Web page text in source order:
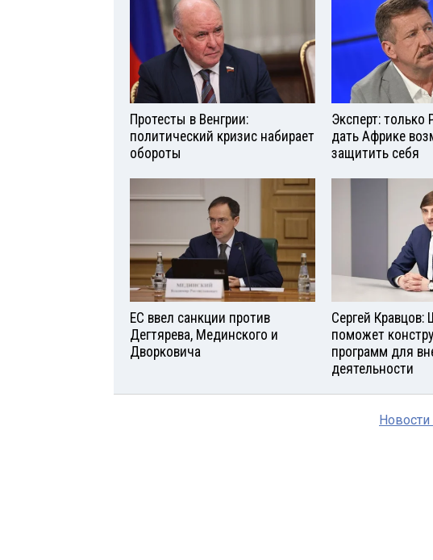
Протесты в Венгрии:
политический кризис набирает
обороты
Эксперт:
дать Африке
защитить себя
ЕС ввел санкции против
Дегтярева, Мединского и
Дворковича
Сергей Кравцов:
поможет
программ для
деятельности